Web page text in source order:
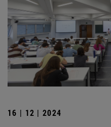
16 | 12 | 2024